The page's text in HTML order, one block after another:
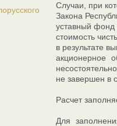
Случаи, при
Закона
уставный фонд
стоимость
в результате
акционерное
не завершен в
Расчет
Для